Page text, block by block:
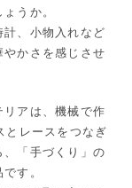
うか。
、小物入れなど
かさを感じさせ
アは、機械で作
とレースをつなぎ
「手づくり」の
す。